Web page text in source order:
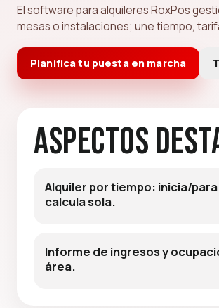
El software para alquileres RoxPos
mesas o instalaciones; une tiempo,
Planifica tu puesta en marcha
Aspectos
Alquiler por tiempo: inicia/
calcula sola.
Informe de ingresos y
área.